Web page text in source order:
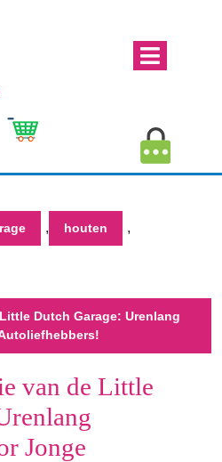
Winkelwagen
, houten ,
Dutch Garage: Urenlang
van de Little
Jonge